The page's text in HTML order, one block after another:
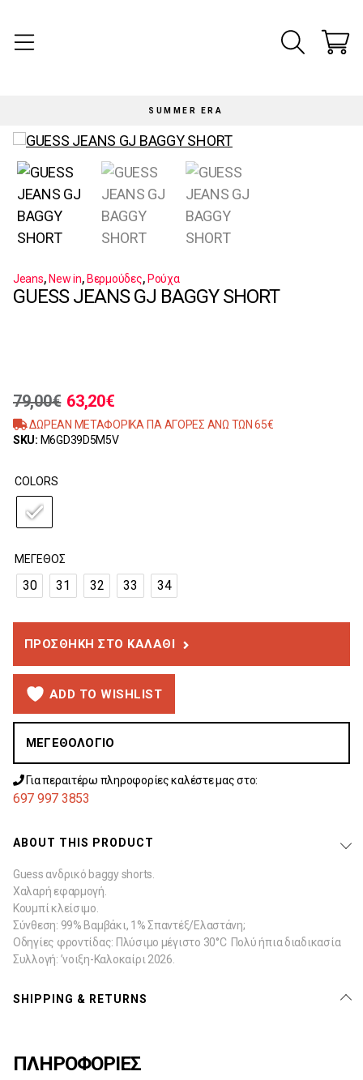
SUMMER ERA
Jeans,New in, Βερμούδες,Ρούχα
GUESS JEANS GJ BAGGY SHORT
79,00€ 63,20€
ΔΩΡΕΑΝ ΜΕΤΑΦΟΡΙΚΑ ΓΙΑ ΑΓΟΡΕΣ ΑΝΩ ΤΩΝ 65€
SKU: M6GD39D5M5V
COLORS
ΜΈΓΕΘΟΣ
30 31 32 33 34
ΠΡΟΣΘΉΚΗ ΣΤΟ ΚΑΛΆΘΙ
ADD TO WISHLIST
ΜΕΓΕΘΟΛΌΓΙΟ
Για περαιτέρω πληροφορίες καλέστε μας στο:
697 997 3853
ABOUT THIS PRODUCT
Guess ανδρικό baggy shorts.
Χαλαρή εφαρμογή.
Κουμπί κλείσιμο.
Σύνθεση: 99% Βαμβάκι, 1% Σπαντέξ/Ελαστάνη;
Οδηγίες φροντίδας: Πλύσιμο μέγιστο 30°C  Πολύ ήπια διαδικασία
Συλλογή: ’νοιξη-Καλοκαίρι 2026.
SHIPPING & RETURNS
ΠΛΗΡΟΦΟΡΙΕΣ